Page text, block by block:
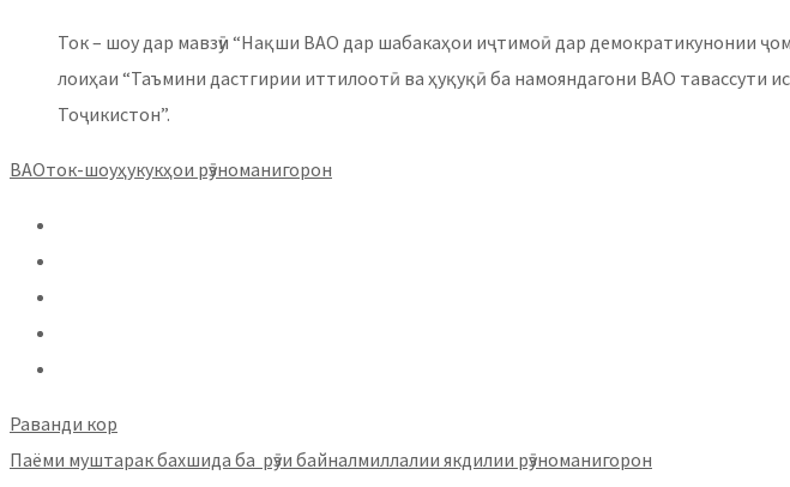
Ток – шоу дар мавзӯи “Нақши ВАО дар шабакаҳои иҷтимоӣ дар демократикунонии
лоиҳаи “Таъмини дастгирии иттилоотӣ ва ҳуқуқӣ ба намояндагони ВАО тавассути
Тоҷикистон”.
ВАОток-шоуҳукукҳои рӯзноманигорон
Раванди кор
Паёми муштарак бахшида ба рӯзи байналмиллалии якдилии рӯзноманигорон